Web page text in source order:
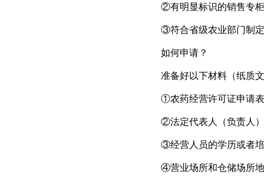
②有明显标识的销售专柜
③符合省级农业部门制定
如何申请？
准备好以下材料（纸质文
①农药经营许可证申请
②法定代表人（负责人）
③经营人员的学历或者培
④营业场所和仓储场所地